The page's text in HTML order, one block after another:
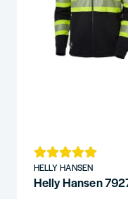
HELLY HANSEN
Helly Hansen